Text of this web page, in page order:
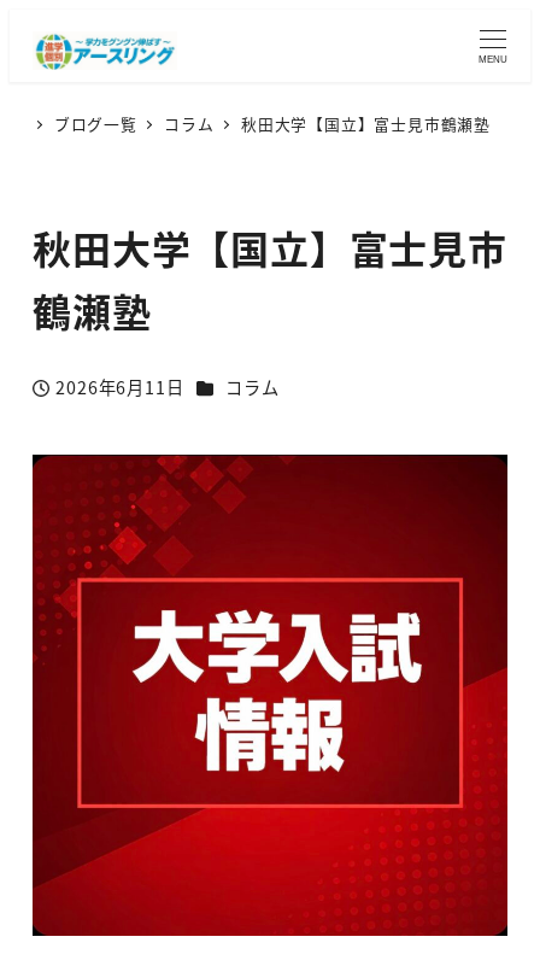
MENU
ブログ一覧 コラム 秋田大学【国立】富士見市鶴瀬塾
秋田大学【国立】富士見市
鶴瀬塾
投稿日
2026年6月11日 カテゴリー
コラム